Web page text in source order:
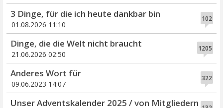
102
3 Dinge, für die ich heute dankbar bin
01.08.2026 11:10
1205
Dinge, die die Welt nicht braucht
21.06.2026 02:50
322
Anderes Wort für
09.06.2023 14:07
Unser Adventskalender 2025 / von Mitgliedern